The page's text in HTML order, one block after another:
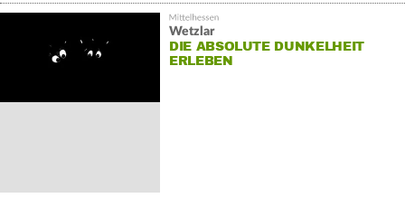
Wetzlar
DIE ABSOLUTE DUNKELHEIT
ERLEBEN